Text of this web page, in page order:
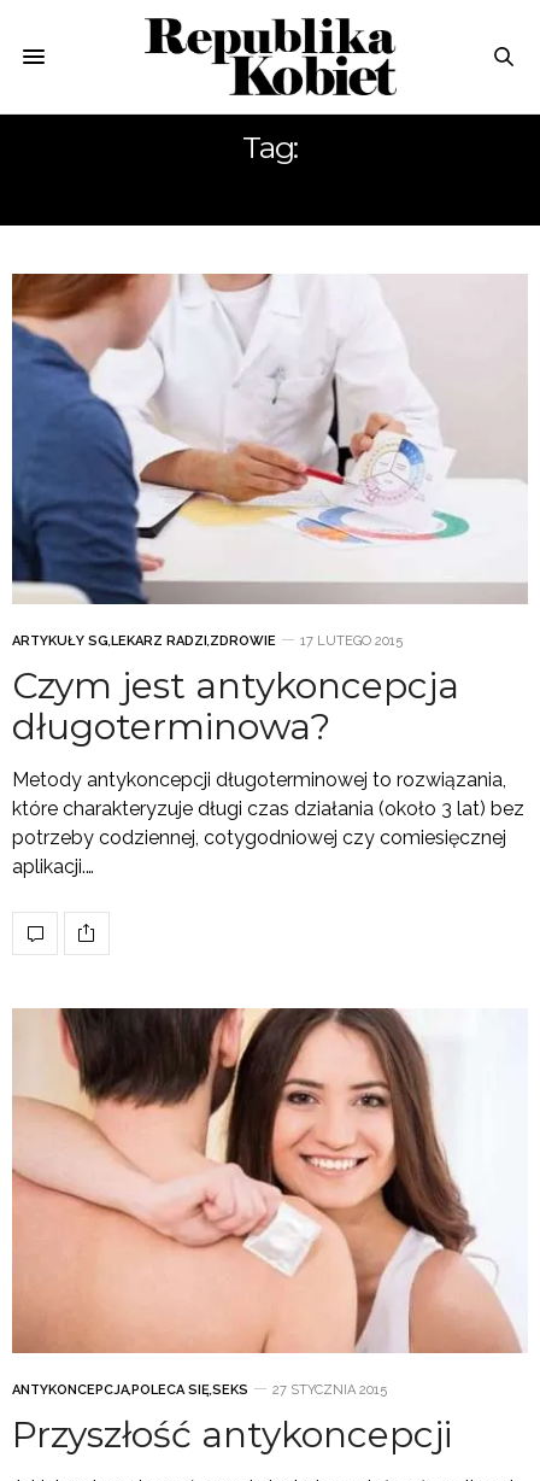
Tag:
ARTYKUŁY SG,LEKARZ RADZI,ZDROWIE 17 LUTEGO 2015
Czym jest antykoncepcja
długoterminowa?
Metody antykoncepcji długoterminowej to rozwiązania,
które charakteryzuje długi czas działania (około 3 lat) bez
potrzeby codziennej, cotygodniowej czy comiesięcznej
aplikacji.…
ANTYKONCEPCJA,POLECA SIĘ,SEKS 27 STYCZNIA 2015
Przyszłość antykoncepcji